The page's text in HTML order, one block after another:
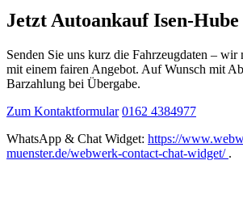
Jetzt Autoankauf Isen-
Senden Sie uns kurz die Fahrzeugdaten – wir
mit einem fairen Angebot. Auf Wunsch mit
Barzahlung bei Übergabe.
Zum Kontaktformular 0162 4384977
WhatsApp & Chat Widget: https://
muenster.de/webwerk-contact-chat-widget/ .